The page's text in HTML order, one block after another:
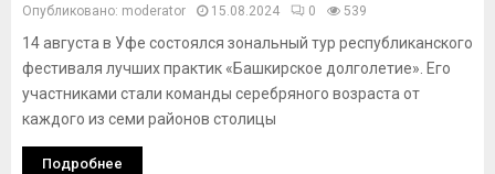
Опубликовано: moderator 15.08.2024 0 539
14 августа в Уфе состоялся зональный тур республиканского
фестиваля лучших практик «Башкирское долголетие». Его
участниками стали команды серебряного возраста от
каждого из семи районов столицы
Подробнее